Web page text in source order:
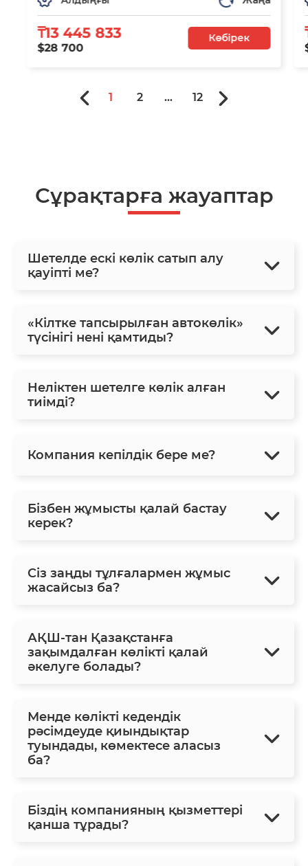
₸13 445 833
$28 700
Көбірек
1 2 ... 12
Сұрақтарға жауаптар
Шетелде ескі көлік сатып алу
қауіпті ме?
«Кілтке тапсырылған автокөлік»
түсінігі нені қамтиды?
Неліктен шетелге көлік алған
тиімді?
Компания кепілдік бере ме?
Бізбен жұмысты қалай бастау
керек?
Сіз заңды тұлғалармен жұмыс
жасайсыз ба?
АҚШ-тан Қазақстанға
зақымдалған көлікті қалай
әкелуге болады?
Менде көлікті кедендік
рәсімдеуде қиындықтар
туындады, көмектесе аласыз
ба?
Біздің компанияның қызметтері
қанша тұрады?